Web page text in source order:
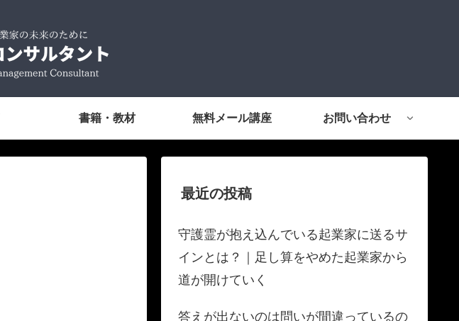
書籍・教材 無料メール講座 お問い合わせ
最近の投稿
​​守護霊が抱え込んでいる起業家に送るサ
インとは？｜足し算をやめた起業家から
道が開けていく
​答えが出ないのは問いが間違っているの